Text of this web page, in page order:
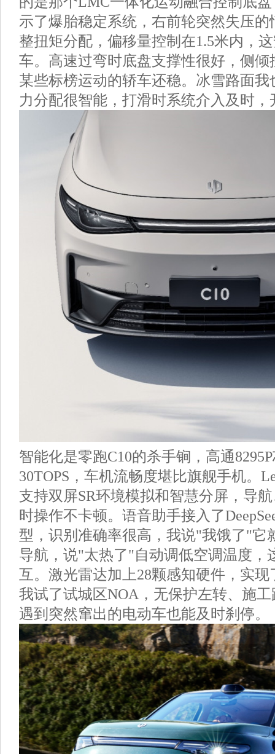
示了爆胎稳定系统，右前轮突然失压
整扭矩分配，偏移量控制在1.5米内，
车。高速过弯时底盘支撑性很好，侧倾
某些标榜运动的轿车还稳。冰雪路面
力分配很智能，打滑时系统介入及时
智能化是零跑C10的杀手锏，高通
30TOPS，车机流畅度堪比旗舰手机。
支持双屏SR环境模拟和智慧分屏，导
时操作不卡顿。语音助手接入了
型，识别准确率很高，我说"我饿了"它
导航，说"太热了"自动调低空调温度，
互。激光雷达加上28颗感知硬件，实
我试了试城区NOA，无保护左转、施
遇到突然窜出的电动车也能及时刹停。